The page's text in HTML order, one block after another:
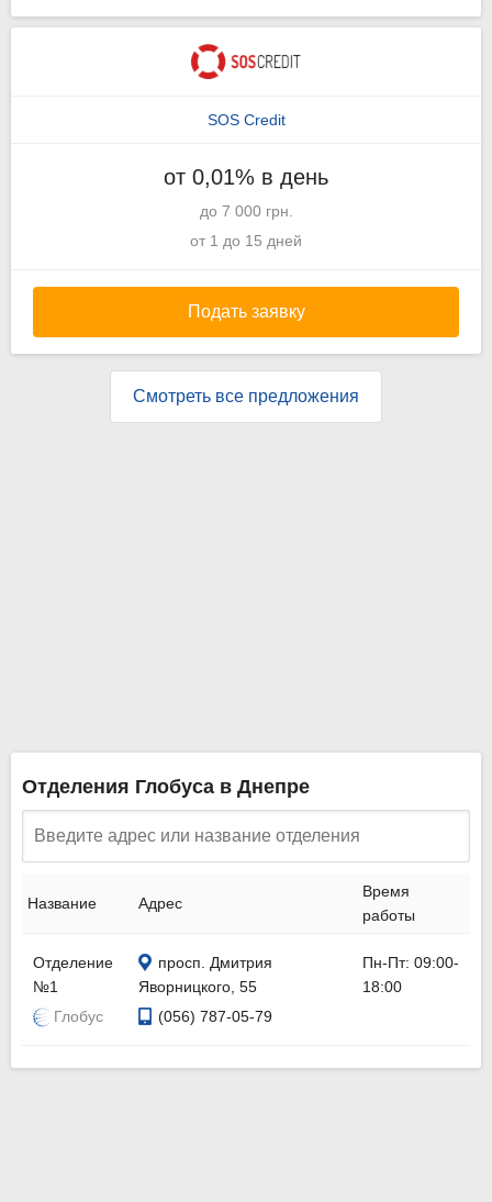
SOS Credit
от 0,01% в день
до 7 000 грн.
от 1 до 15 дней
Подать заявку
Смотреть все предложения
Отделения Глобуса в Днепре
Название Адрес
Время
работы
Отделение
№1
Глобус
просп. Дмитрия
Яворницкого, 55
(056) 787-05-79
Пн-Пт: 09:00-
18:00